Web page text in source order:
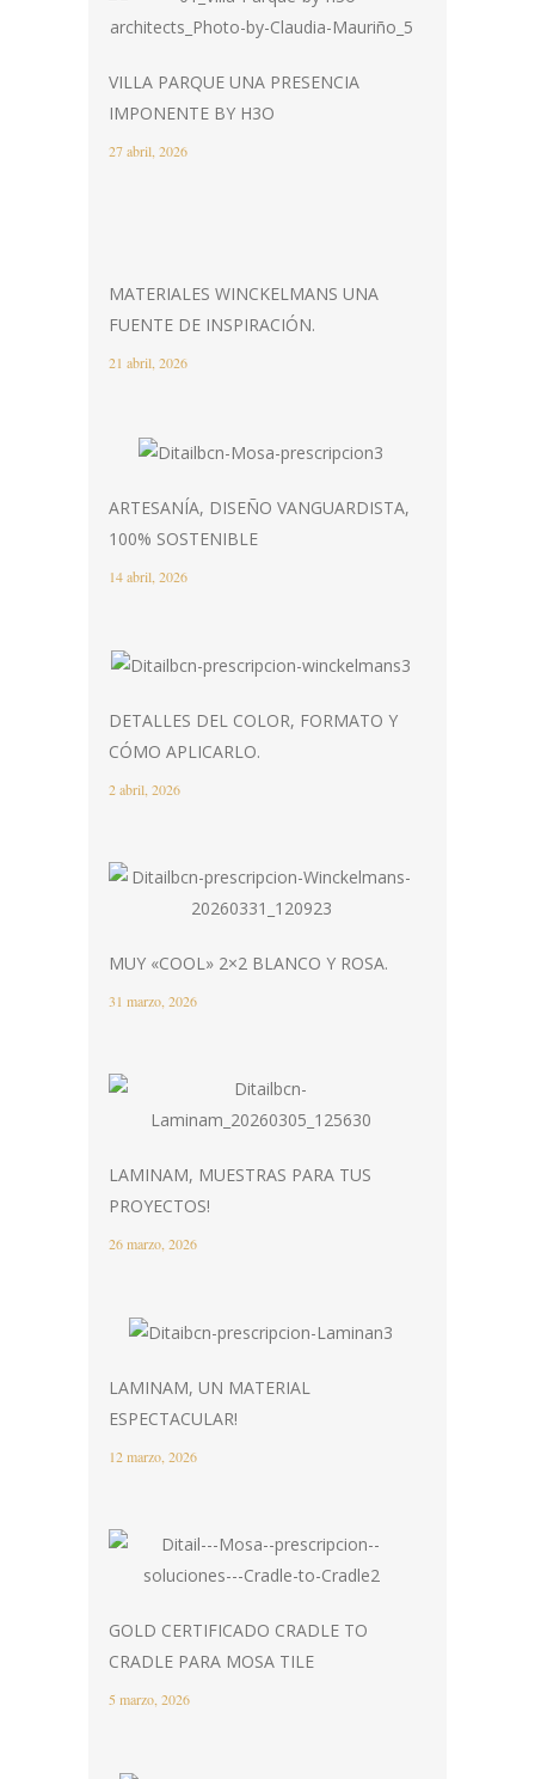
VILLA PARQUE UNA PRESENCIA
IMPONENTE BY H3O
27 abril, 2026
MATERIALES WINCKELMANS UNA
FUENTE DE INSPIRACIÓN.
21 abril, 2026
ARTESANÍA, DISEÑO VANGUARDISTA,
100% SOSTENIBLE
14 abril, 2026
DETALLES DEL COLOR, FORMATO Y
CÓMO APLICARLO.
2 abril, 2026
MUY «COOL» 2×2 BLANCO Y ROSA.
31 marzo, 2026
LAMINAM, MUESTRAS PARA TUS
PROYECTOS!
26 marzo, 2026
LAMINAM, UN MATERIAL
ESPECTACULAR!
12 marzo, 2026
GOLD CERTIFICADO CRADLE TO
CRADLE PARA MOSA TILE
5 marzo, 2026